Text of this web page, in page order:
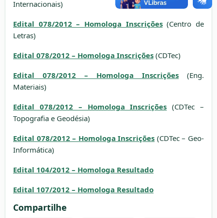
Internacionais)
Edital 078/2012 – Homologa Inscrições(Centro de
Letras)
Edital 078/2012 – Homologa Inscrições (CDTec)
Edital 078/2012 – Homologa Inscrições (Eng.
Materiais)
Edital 078/2012 – Homologa Inscrições (CDTec –
Topografia e Geodésia)
Edital 078/2012 – Homologa Inscrições (CDTec – Geo-
Informática)
Edital 104/2012 – Homologa Resultado
Edital 107/2012 – Homologa Resultado
Compartilhe